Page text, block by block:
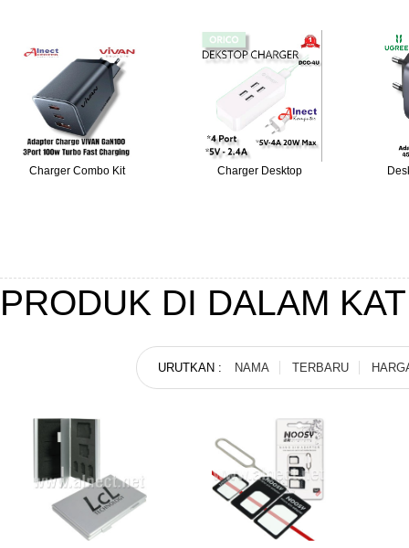
Charger Combo Kit Charger Desktop
PRODUK DI DALAM
URUTKAN : NAMA TERBARU